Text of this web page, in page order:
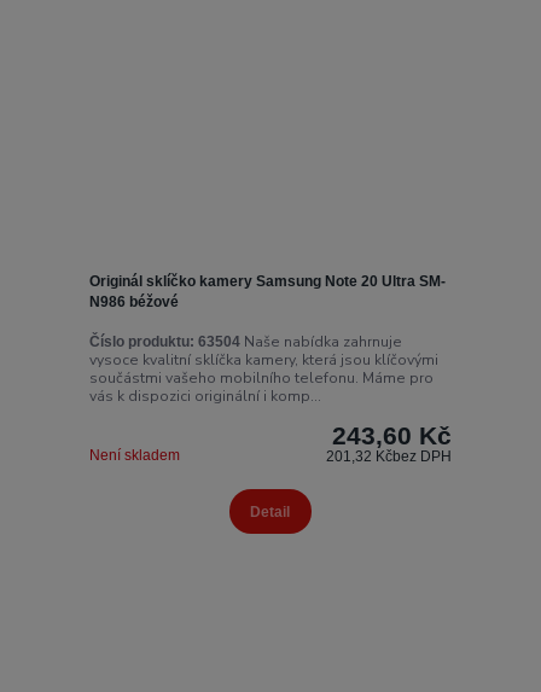
Originál sklíčko kamery Samsung Note 20 Ultra SM-
N986 béžové
Číslo produktu: 63504Naše nabídka zahrnuje
vysoce kvalitní sklíčka kamery, která jsou klíčovými
součástmi vašeho mobilního telefonu. Máme pro
vás k dispozici originální i komp...
243,60 Kč
201,32 Kčbez DPH
Není skladem
Detail